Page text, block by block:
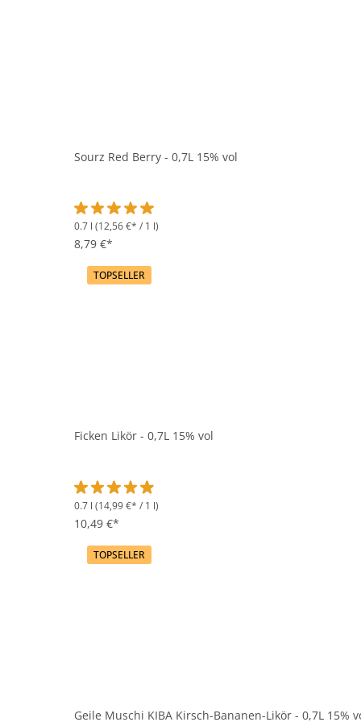
Sourz Red Berry - 0,7L 15% vol
Durchschnittliche Bewertung von 5 von 5 Sternen
0.7 l (12,56 €* / 1 l)
8,79 €*
TOPSELLER
Ficken Likör - 0,7L 15% vol
Durchschnittliche Bewertung von 4.9 von 5 Sternen
0.7 l (14,99 €* / 1 l)
10,49 €*
TOPSELLER
Geile Muschi KIBA Kirsch-Bananen-Likör - 0,7L 15%